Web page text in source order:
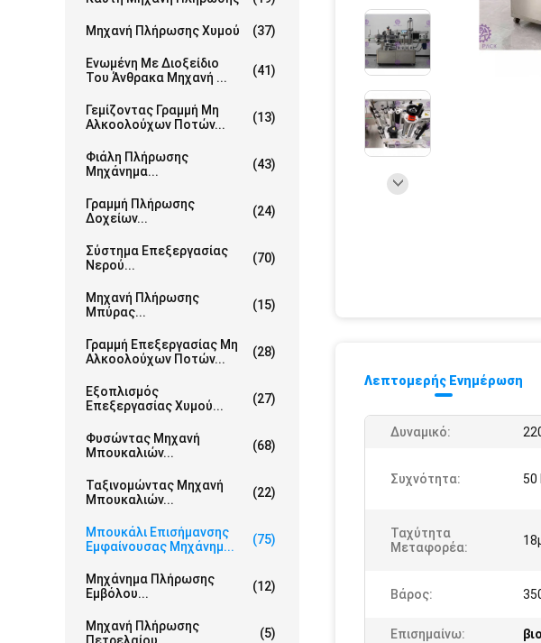
Μηχανή Πλήρωσης Χυμού (37)
Ενωμένη Με Διοξείδιο
Του Άνθρακα Μηχανή ...
(41)
Γεμίζοντας Γραμμή Μη
Αλκοολούχων Ποτών...
(13)
Φιάλη Πλήρωσης
Μηχάνημα...
(43)
Γραμμή Πλήρωσης
Δοχείων...
(24)
Σύστημα Επεξεργασίας
Νερού...
(70)
Μηχανή Πλήρωσης
Μπύρας...
(15)
Γραμμή Επεξεργασίας Μη
Αλκοολούχων Ποτών...
(28)
Εξοπλισμός
Επεξεργασίας Χυμού...
(27)
Φυσώντας Μηχανή
Μπουκαλιών...
(68)
Ταξινομώντας Μηχανή
Μπουκαλιών...
(22)
Μπουκάλι Επισήμανσης
Εμφαίνουσας Μηχάνημ...
(75)
Μηχάνημα Πλήρωσης
Εμβόλου...
(12)
Μηχανή Πλήρωσης
(5)
Λεπτομερής Ενημέρωση
Δυναμικό:
Συχνότητα: 50
Ταχύτητα
Μεταφορέα:
Βάρος:
Επισημαίνω: